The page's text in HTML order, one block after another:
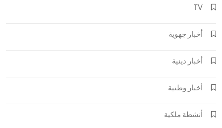
TV
أخبار جهوية
أخبار دينية
أخبار وطنية
أنشطة ملكية